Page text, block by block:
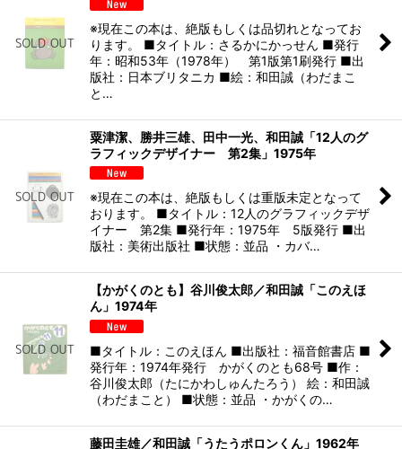
※現在この本は、絶版もしくは品切れとなってお
ります。 ■タイトル：さるかにかっせん ■発行
年：昭和53年（1978年） 第1版第1刷発行 ■出
版社：日本ブリタニカ ■絵：和田誠（わだまこ
と…
粟津潔、勝井三雄、田中一光、和田誠「12人のグ
ラフィックデザイナー 第2集」1975年
※現在この本は、絶版もしくは重版未定となって
おります。 ■タイトル：12人のグラフィックデザ
イナー 第2集 ■発行年：1975年 5版発行 ■出
版社：美術出版社 ■状態：並品 ・カバ…
【かがくのとも】谷川俊太郎／和田誠「このえほ
ん」1974年
■タイトル：このえほん ■出版社：福音館書店 ■
発行年：1974年発行 かがくのとも68号 ■作：
谷川俊太郎（たにかわしゅんたろう） 絵：和田誠
（わだまこと） ■状態：並品 ・かがくの…
藤田圭雄／和田誠「うたうポロンくん」1962年